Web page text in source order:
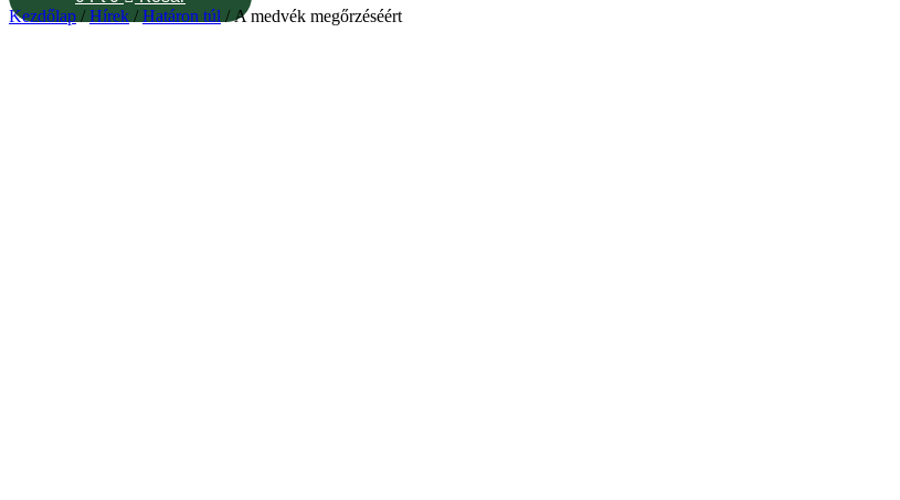
Kezdőlap / Hírek / Határon túl / A medvék megőrzéséért